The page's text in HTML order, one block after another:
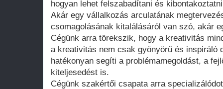
hogyan lehet felszabadítani és
Akár egy vállalkozás arculatának
csomagolásának kitalálásáról van szó, akár
Cégünk arra törekszik, hogy a kreativitás
a kreativitás nem csak gyönyörű és inspiráló
hatékonyan segíti a problémamegoldást, a
kiteljesedést is.
Cégünk szakértői csapata arra